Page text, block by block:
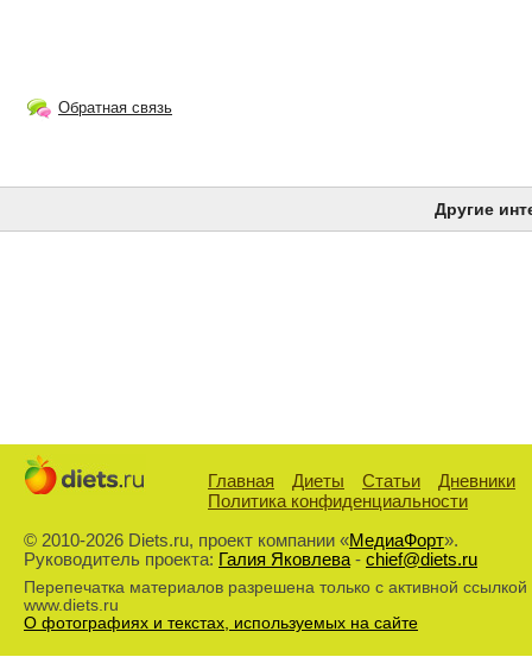
Обратная связь
Другие
Главная Диеты Статьи
Дневники
Политика конфиденциальности
© 2010-2026 Diets.ru, проект компании «МедиаФорт».
Руководитель проекта: Галия Яковлева- chief@diets.ru
Перепечатка материалов разрешена только с активной ссылкой
www.diets.ru
О фотографиях и текстах, используемых на сайте